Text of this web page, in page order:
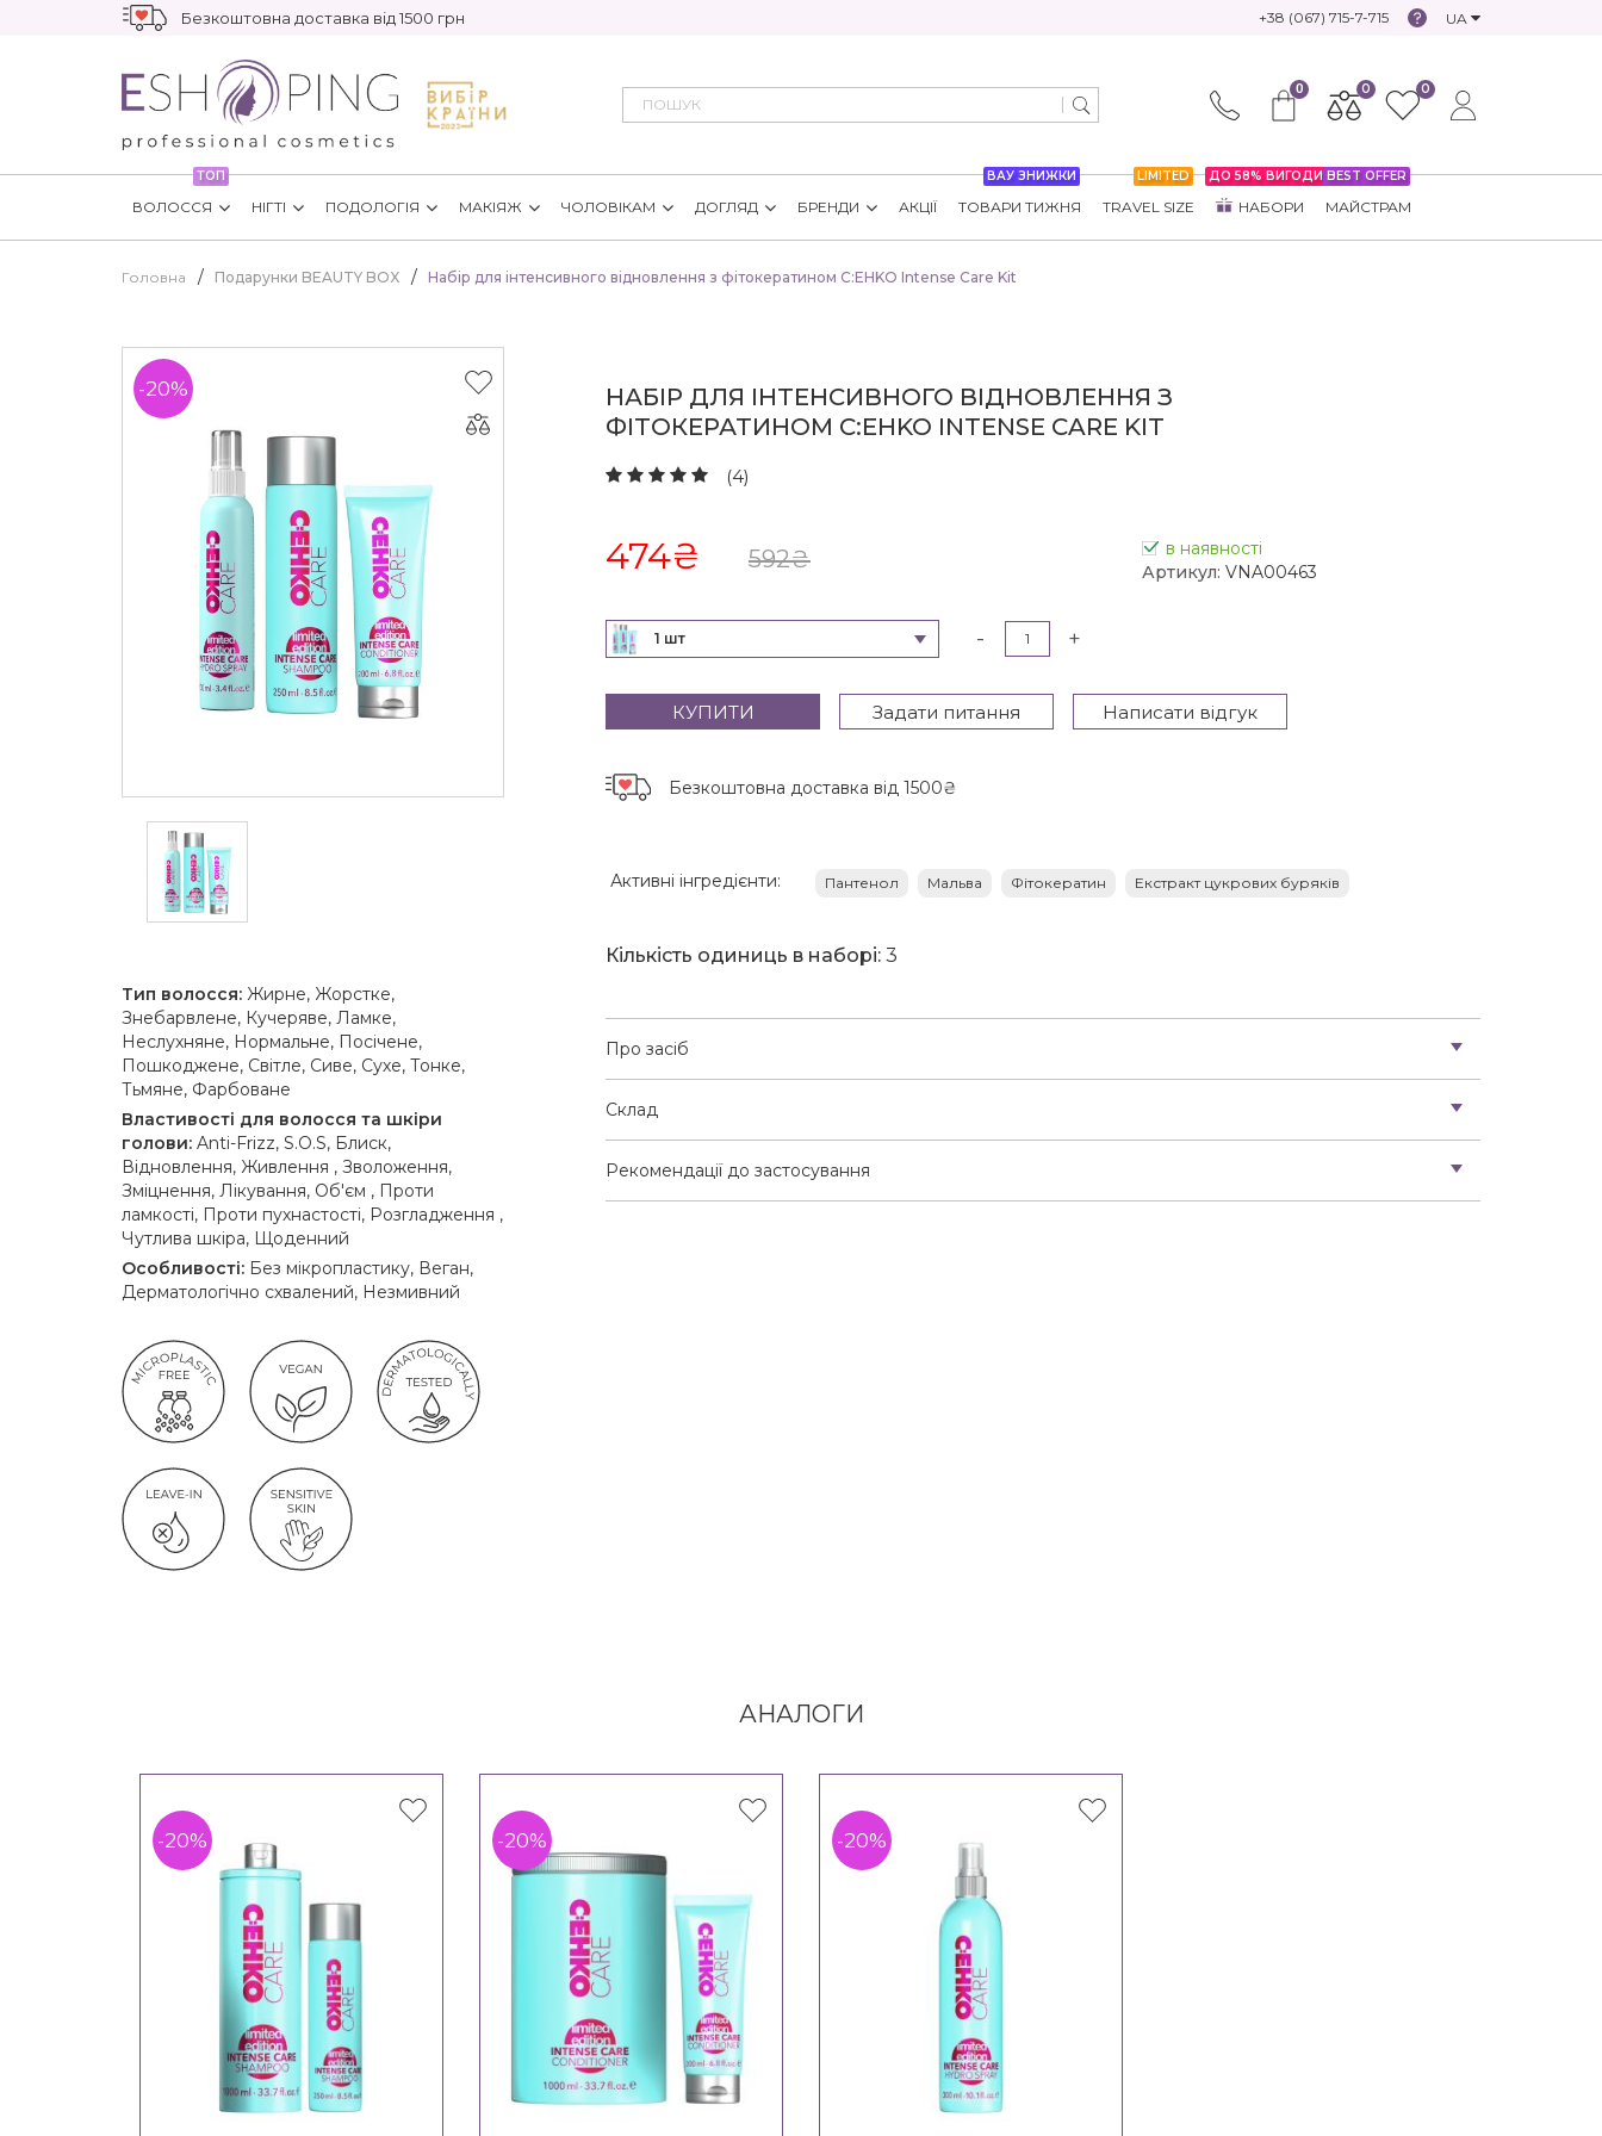
Безкоштовна доставка від 1500 грн +38 (067) 715-7-715 UA
0 0 0
ТОП
ВОЛОССЯ НІГТІ ПОДОЛОГІЯ МАКІЯЖ ЧОЛОВІКАМ ДОГЛЯД БРЕНДИ АКЦІЇ
ВАУ ЗНИЖКИ
ТОВАРИ ТИЖНЯ
LIMITED
TRAVEL SIZE
ДО 58% ВИГОДИ
НАБОРИ
BEST OFFER
МАЙСТРАМ
Головна Подарунки BEAUTY BOX Набір для інтенсивного відновлення з фітокератином C:EHKO Intense Care Kit
-20%
Тип волосся: Жирне, Жорстке,
Знебарвлене, Кучеряве, Ламке,
Неслухняне, Нормальне, Посічене,
Пошкоджене, Світле, Сиве, Сухе, Тонке,
Тьмяне, Фарбоване
Властивості для волосся та шкіри
голови: Anti-Frizz, S.O.S, Блиск,
Відновлення, Живлення , Зволоження,
Зміцнення, Лікування, Об'єм , Проти
ламкості, Проти пухнастості, Розгладження ,
Чутлива шкіра, Щоденний
Особливості: Без мікропластику, Веган,
Дерматологічно схвалений, Незмивний
НАБІР ДЛЯ ІНТЕНСИВНОГО ВІДНОВЛЕННЯ З
ФІТОКЕРАТИНОМ C:EHKO INTENSE CARE KIT
(4)
592₴
474₴
в наявності
Артикул: VNA00463
1 шт - +
КУПИТИ Задати питання Написати відгук
Безкоштовна доставка від 1500₴
Активні інгредієнти: Пантенол Мальва Фітокератин Екстракт цукрових буряків
Кількість одиниць в наборі: 3
Про засіб
Склад
Рекомендації до застосування
АНАЛОГИ
-20% -20% -20%